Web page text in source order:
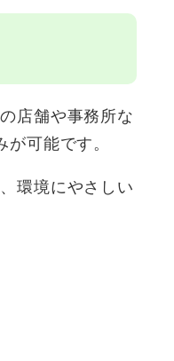
店舗や事務所な
可能です。
環境にやさしい